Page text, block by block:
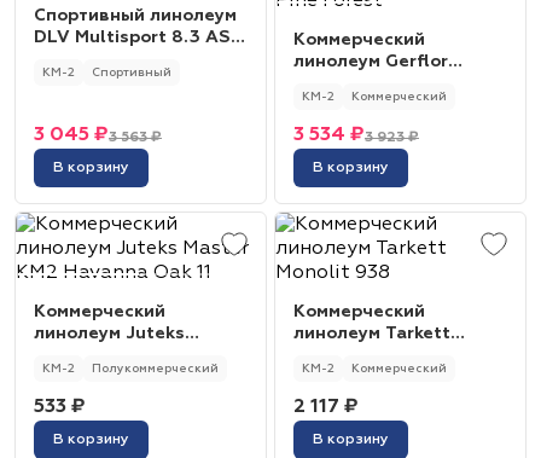
Спортивный линолеум
DLV Multisport 8.3 AS
КМ-2 Спортивный
3 563 ₽
3 045 ₽
В корзину
Коммерческий
линолеум Gerflor
Pine Forest
КМ-2 Коммерческий
3 923 ₽
3 534 ₽
В корзину
Коммерческий
линолеум Juteks
Oak 11
КМ-2 Полукоммерческий
533 ₽
В корзину
Коммерческий
линолеум Tarkett
КМ-2 Коммерческий
2 117 ₽
В корзину